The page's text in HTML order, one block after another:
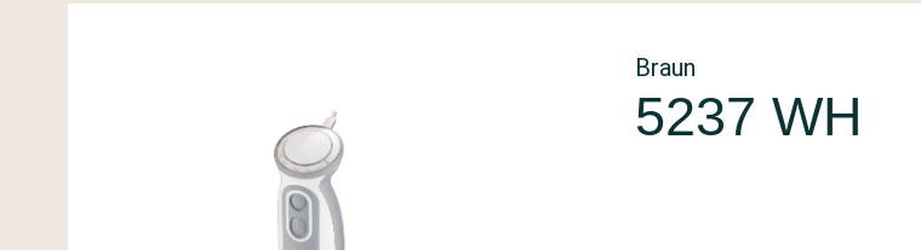
Braun
5237 WH